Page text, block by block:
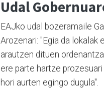
Udal
EAJko udal bozeramaile
Arozenari: "Egia da
arautzen dituen
ere parte hartze
hori aurten egingo dugula".